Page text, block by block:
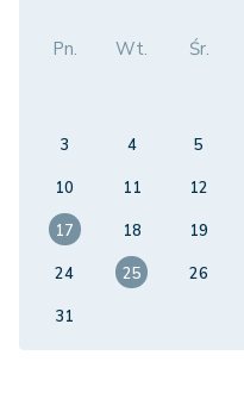
Pn. Wt. Śr.
3
4 5
10
11 12
17
18 19
24
25 26
31